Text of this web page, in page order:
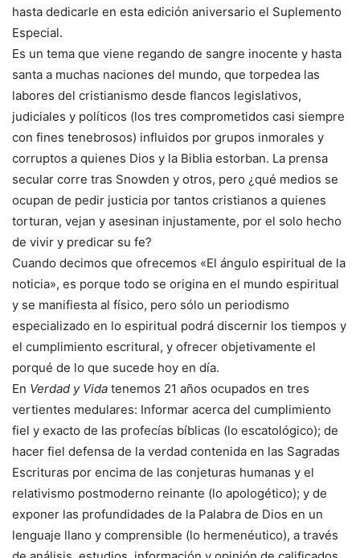
hasta dedicarle en esta edición aniversario el Suplemento
Especial.
Es un tema que viene regando de sangre inocente y hasta
santa a muchas naciones del mundo, que torpedea las
labores del cristianismo desde flancos legislativos,
judiciales y políticos (los tres comprometidos casi siempre
con fines tenebrosos) influidos por grupos inmorales y
corruptos a quienes Dios y la Biblia estorban. La prensa
secular corre tras Snowden y otros, pero ¿qué medios se
ocupan de pedir justicia por tantos cristianos a quienes
torturan, vejan y asesinan injustamente, por el solo hecho
de vivir y predicar su fe?
Cuando decimos que ofrecemos «El ángulo espiritual de la
noticia», es porque todo se origina en el mundo espiritual
y se manifiesta al físico, pero sólo un periodismo
especializado en lo espiritual podrá discernir los tiempos y
el cumplimiento escritural, y ofrecer objetivamente el
porqué de lo que sucede hoy en día.
En Verdad y Vida tenemos 21 años ocupados en tres
vertientes medulares: Informar acerca del cumplimiento
fiel y exacto de las profecías bíblicas (lo escatológico); de
hacer fiel defensa de la verdad contenida en las Sagradas
Escrituras por encima de las conjeturas humanas y el
relativismo postmoderno reinante (lo apologético); y de
exponer las profundidades de la Palabra de Dios en un
lenguaje llano y comprensible (lo hermenéutico), a través